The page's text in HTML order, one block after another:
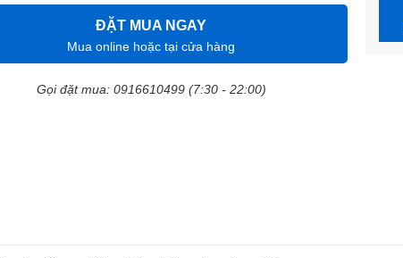
ĐẶT MUA NGAY
Mua online hoặc tại cửa hàng
Gọi đặt mua: 0916610499 (7:30 - 22:00)